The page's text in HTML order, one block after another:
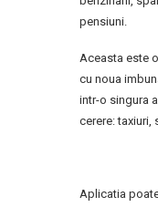
pensiuni.
Aceasta este
cu noua
intr-o singura
cerere: taxiuri,
Aplicatia